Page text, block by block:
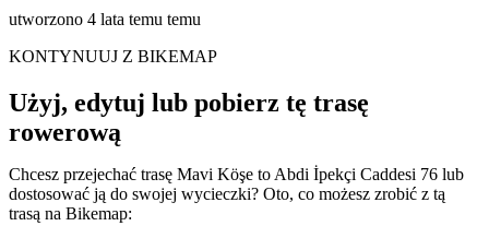
utworzono 4 lata temu temu
KONTYNUUJ Z BIKEMAP
Użyj, edytuj lub pobierz tę trasę
rowerową
Chcesz przejechać trasę Mavi Köşe to Abdi İpekçi Caddesi 76 lub
dostosować ją do swojej wycieczki? Oto, co możesz zrobić z tą
trasą na Bikemap: